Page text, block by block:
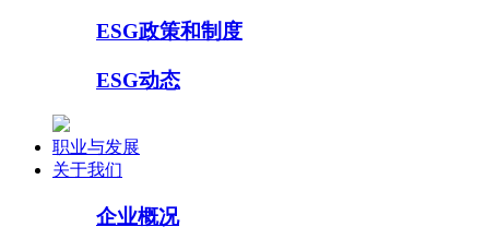
ESG政策和制度
ESG动态
职业与发展
关于我们
企业概况